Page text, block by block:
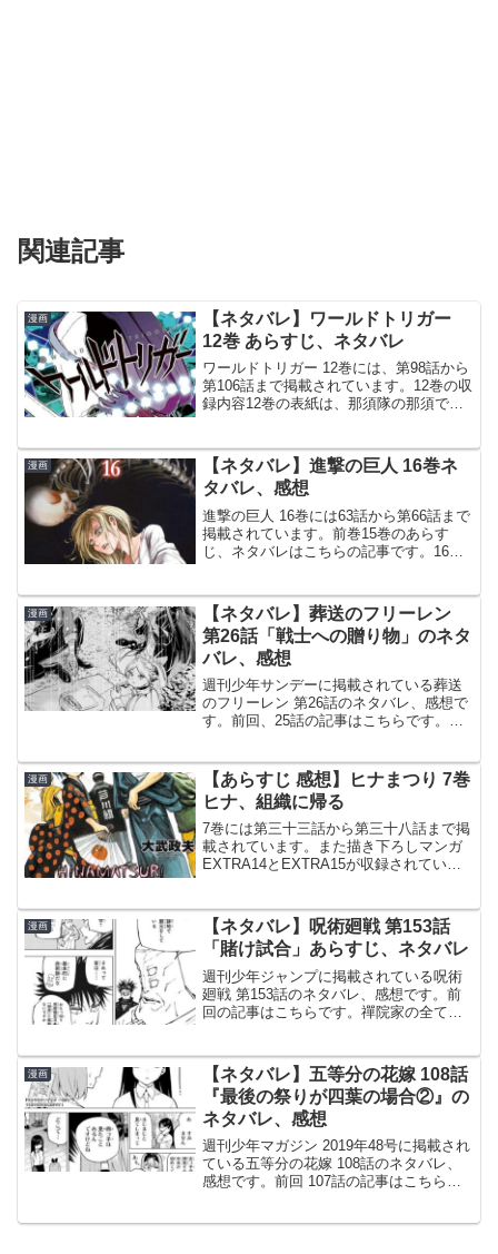
関連記事
漫画
【ネタバレ】ワールドトリガー
12巻 あらすじ、ネタバレ
ワールドトリガー 12巻には、第98話から
第106話まで掲載されています。12巻の収
録内容12巻の表紙は、那須隊の那須で
那須隊が有利な状況で那須隊の熊谷と
鈴...
漫画
【ネタバレ】進撃の巨人 16巻ネ
タバレ、感想
進撃の巨人 16巻には63話から第66話まで
掲載されています。前巻15巻のあらす
じ、ネタバレはこちらの記事です。16巻
ンとヒストリアは、ロッド・レイスが所
有す...
漫画
【ネタバレ】葬送のフリーレン
第26話「戦士への贈り物」のネタ
バレ、感想
週刊少年サンデーに掲載されている葬送
のフリーレン 第26話のネタバレ、感想で
す。前回、25話の記事はこちらです。誕
の18歳の誕生日北側諸国のアペティート
地方の町...
漫画
【あらすじ 感想】ヒナまつり 7巻
ヒナ、組織に帰る
7巻には第三十三話から第三十八話まで掲
載されています。また描き下ろしマンガ
EXTRA14とEXTRA15が収録されていま
送り込まれてきます。7巻の収録内容© 大
武政...
漫画
【ネタバレ】呪術廻戦 第153話
「賭け試合」あらすじ、ネタバレ
週刊少年ジャンプに掲載されている呪術
廻戦 第153話のネタバレ、感想です。前
回の記事はこちらです。禪院家の全てを
は秤金次の協力を得る為に栃木県へ第152
話までの禪院家の話...
漫画
【ネタバレ】五等分の花嫁 108話
『最後の祭りが四葉の場合②』の
ネタバレ、感想
週刊少年マガジン 2019年48号に掲載され
ている五等分の花嫁 108話のネタバレ、
感想です。前回 107話の記事はこちらで